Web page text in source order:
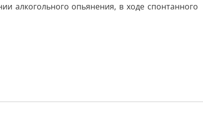
алкогольного опьянения, в ходе спонтанного